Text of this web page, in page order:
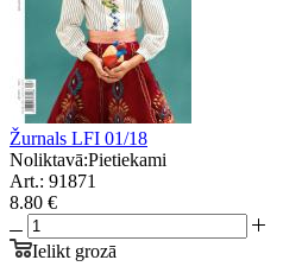
Žurnals LFI 01/18
Noliktavā:Pietiekami
Art.: 91871
8.80 €
Ielikt grozā